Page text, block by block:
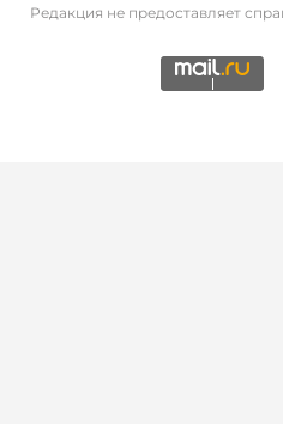
Редакция не предоставляет